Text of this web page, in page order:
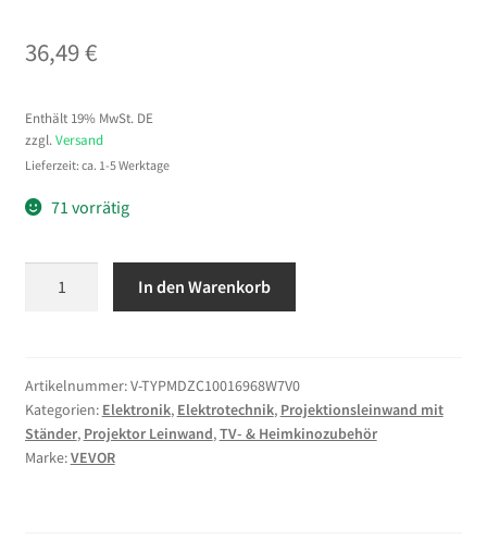
36,49€
Enthält 19% MwSt. DE
zzgl. Versand
Lieferzeit: ca. 1-5 Werktage
71 vorrätig
4K
HD
Präsentationswand
Stativ
In den Warenkorb
Artikelnummer:V-TYPMDZC10016968W7V0
Kategorien: Elektronik, Elektrotechnik, Projektionsleinwand mit
Ständer, Projektor Leinwand,TV- & Heimkinozubehör
Marke:VEVOR